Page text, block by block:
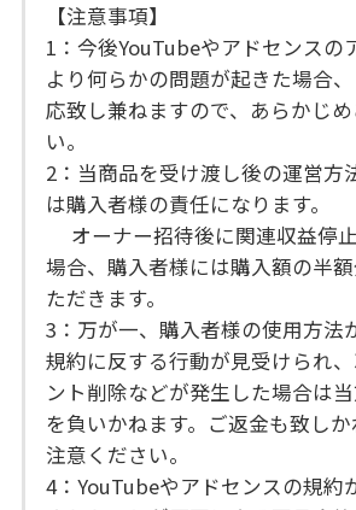
【注意事項】
1：今後YouTubeやアドセンスの
より何らかの問題が起きた場合
応致し兼ねますので、あらかじ
い。
2：当商品を受け渡し後の運営方
は購入者様の責任になります。
オーナー招待後に関連収益停
場合、購入者様には購入額の半
ただきます。
3：万が一、購入者様の使用方法
規約に反する行動が見受けられ
ント削除などが発生した場合は
を負いかねます。ご返金も致し
注意ください。
4：YouTubeやアドセンスの規約